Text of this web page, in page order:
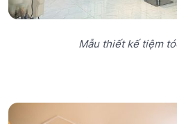
Mẫu thiết kế tiệm